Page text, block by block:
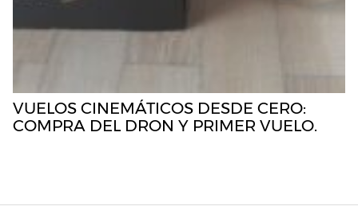
VUELOS CINEMÁTICOS DESDE CERO:
COMPRA DEL DRON Y PRIMER VUELO.